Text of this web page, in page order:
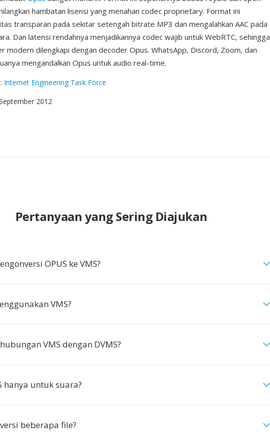
hambatan lisensi yang menahan codec proprietary. Format ini
transparan pada sekitar setengah bitrate MP3 dan mengalahkan AAC pada
Dan latensi rendahnya menjadikannya codec wajib untuk WebRTC, sehingga
modern dilengkapi dengan decoder Opus. WhatsApp, Discord, Zoom, dan
mengandalkan Opus untuk audio real-time.
: Internet Engineering Task Force
2012
Pertanyaan yang Sering Diajukan
OPUS ke VMS?
VMS?
VMS dengan DVMS?
hanya untuk suara?
beberapa file?